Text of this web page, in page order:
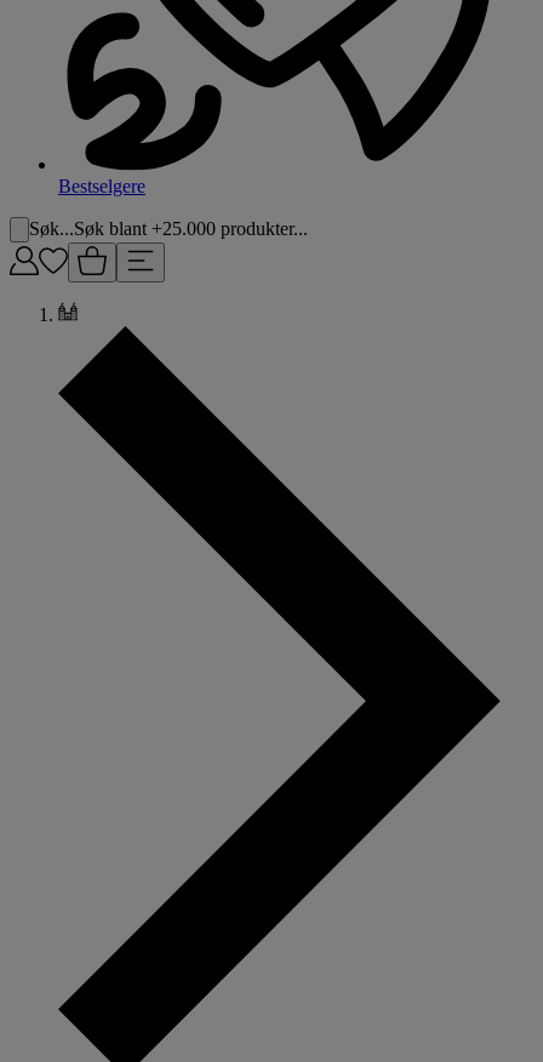
Bestselgere
Søk...Søk blant +25.000 produkter...